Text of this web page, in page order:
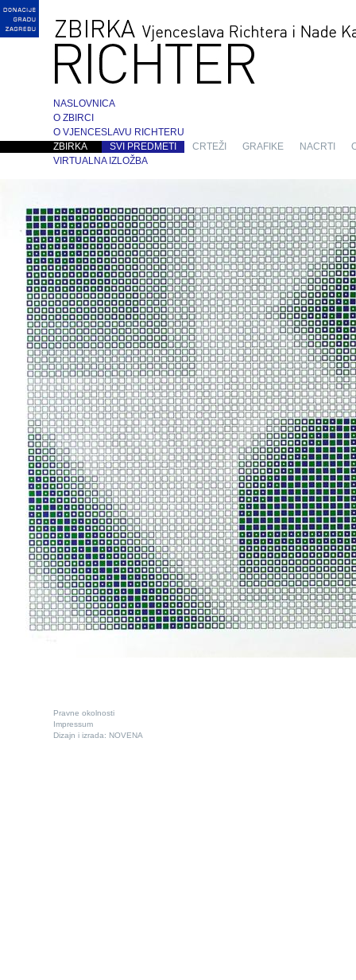
NASLOVNICA
O ZBIRCI
O VJENCESLAVU RICHTERU
ZBIRKA
SVI PREDMETI CRTEŽI GRAFIKE NACRTI
VIRTUALNA IZLOŽBA
Pravne okolnosti
Impressum
Dizajn i izrada: NOVENA